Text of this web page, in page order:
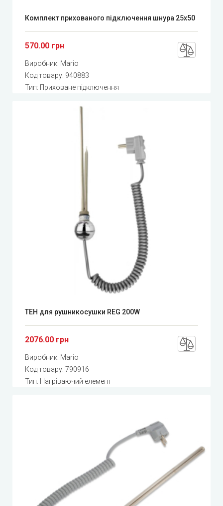
Комплект прихованого підключення шнура 25х50
570.00 грн
Виробник: Mario
Код товару: 940883
Тип: Приховане підключення
ТЕН для рушникосушки REG 200W
2076.00 грн
Виробник: Mario
Код товару: 790916
Тип: Нагріваючий елемент